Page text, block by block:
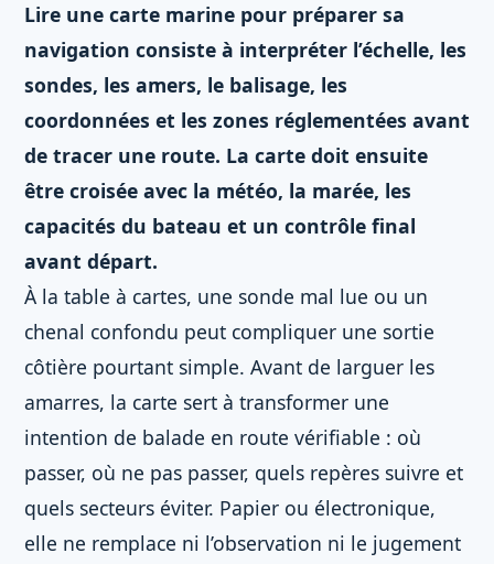
Lire une carte marine pour préparer sa
navigation consiste à interpréter l’échelle, les
sondes, les amers, le balisage, les
coordonnées et les zones réglementées avant
de tracer une route. La carte doit ensuite
être croisée avec la météo, la marée, les
capacités du bateau et un contrôle final
avant départ.
À la table à cartes, une sonde mal lue ou un
chenal confondu peut compliquer une sortie
côtière pourtant simple. Avant de larguer les
amarres, la carte sert à transformer une
intention de balade en route vérifiable : où
passer, où ne pas passer, quels repères suivre et
quels secteurs éviter. Papier ou électronique,
elle ne remplace ni l’observation ni le jugement